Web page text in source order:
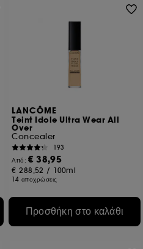
LANCÔME
Teint Idole Ultra Wear All
Over
Concealer
193
Από:€ 38,95
€ 288,52 / 100ml
14 αποχρώσεις
Προσθήκη στο καλάθι